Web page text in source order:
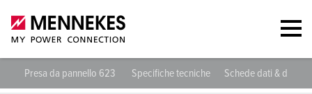
Presa da pannello 623 Specifiche tecniche Schede dati &